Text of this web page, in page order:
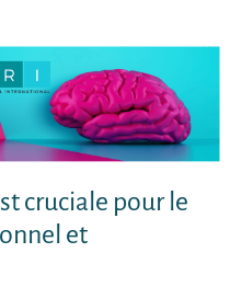
cruciale pour le
et